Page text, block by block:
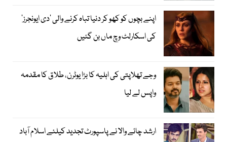
اپنے بچوں کو کھو کر دنیا تباہ کرنے والی ’دی ایونجرز‘
کی اسکارلٹ وچ ماں بن گئیں
وجے تھلاپتی کی اہلیہ کا بڑا یوٹرن، طلاق کا مقدمہ
واپس لے لیا
ارشد چائے والا نے پاسپورٹ تجدید کیلئے اسلام آباد